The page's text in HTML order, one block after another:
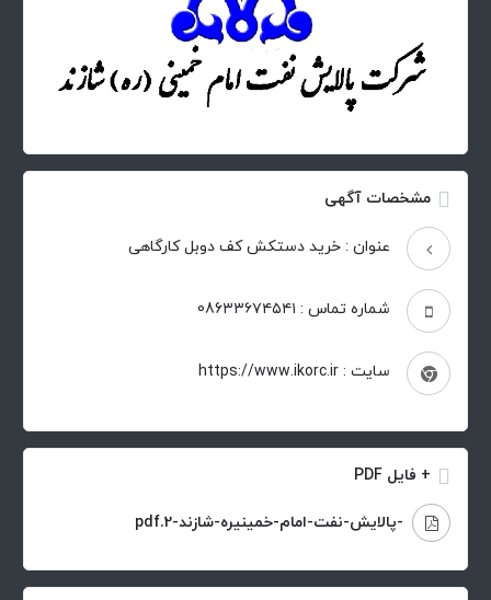
مشخصات آگهی
عنوان : خرید دستکش کف دوبل کارگاهی
شماره تماس : 086۳۳۶۷۴۵۴۱
سایت : https://www.ikorc.ir
+ فایل PDF
-پالایش-نفت-امام-خمینیره-شازند-2.pdf